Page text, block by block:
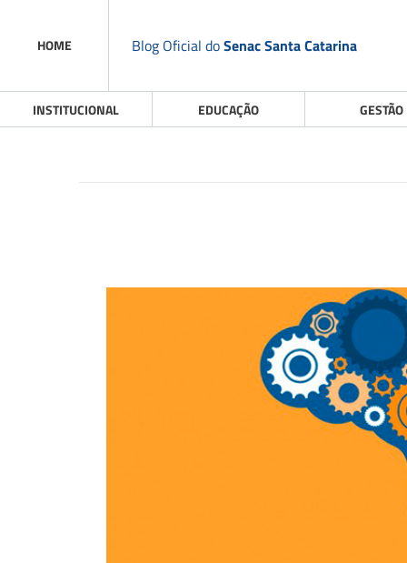
HOME Blog Oficial doSenac Santa Catarina
INSTITUCIONAL EDUCAÇÃO GESTÃO